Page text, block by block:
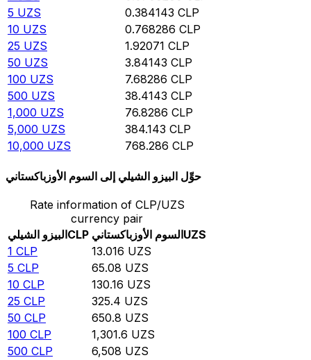
5 UZS 0.384143 CLP
10 UZS 0.768286 CLP
25 UZS 1.92071 CLP
50 UZS 3.84143 CLP
100 UZS 7.68286 CLP
500 UZS 38.4143 CLP
1,000 UZS 76.8286 CLP
5,000 UZS 384.143 CLP
10,000 UZS 768.286 CLP
حوِّل البيزو الشيلي إلى السوم الأوزباكستاني
Rate information of CLP/UZS
currency pair
البيزو الشيليCLP السوم الأوزباكستانيUZS
1 CLP 13.016 UZS
5 CLP 65.08 UZS
10 CLP 130.16 UZS
25 CLP 325.4 UZS
50 CLP 650.8 UZS
100 CLP 1,301.6 UZS
500 CLP 6,508 UZS